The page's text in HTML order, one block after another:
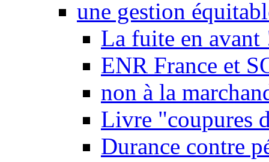
une gestion
La fuite en avant
ENR France et
non à la
Livre "coupures
Durance contre